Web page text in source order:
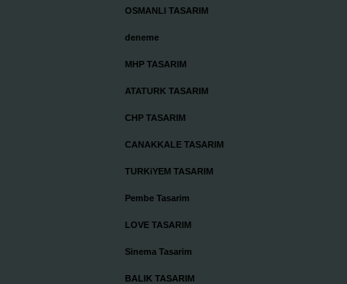
OSMANLI TASARIM
deneme
MHP TASARIM
ATATURK TASARIM
CHP TASARIM
CANAKKALE TASARIM
TURKiYEM TASARIM
Pembe Tasarim
LOVE TASARIM
Sinema Tasarim
BALIK TASARIM